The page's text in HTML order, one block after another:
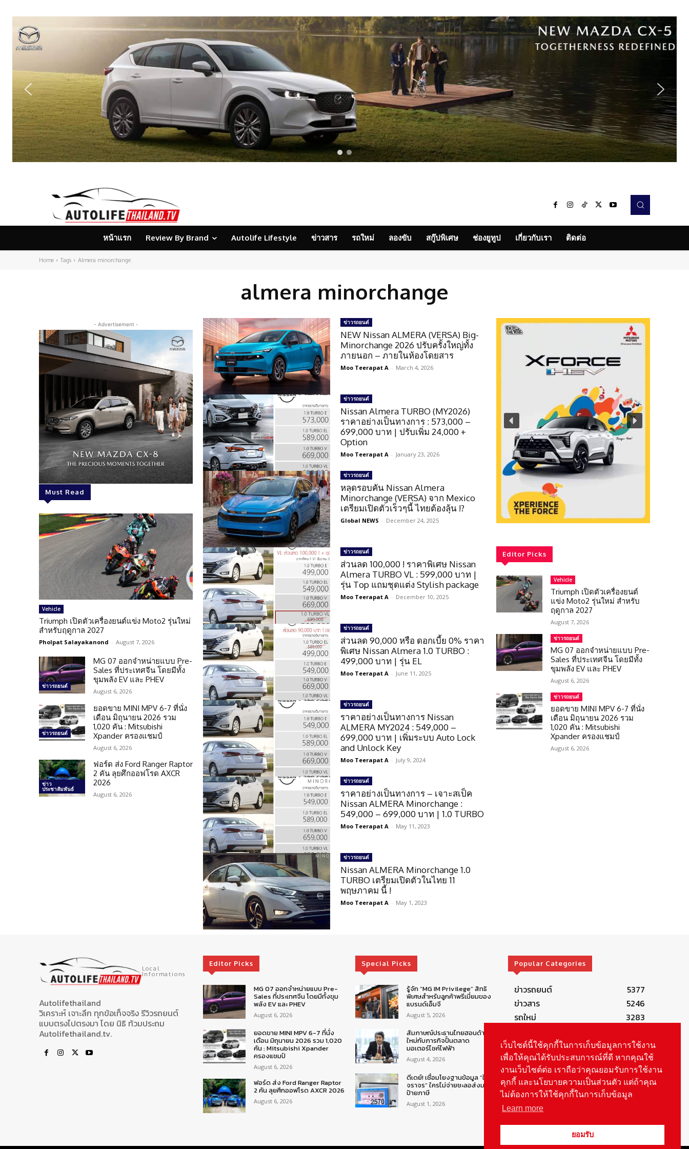
หน้าแรก Review By Brand Autolife Lifestyle ข่าวสาร รถใหม่ ลองขับ สกู๊ปพิเศษ ช่องยูทูป เกี่ยวกับเรา ติดต่อ
Home Tags Almera minorchange
almera minorchange
- Advertisement -
Must Read
Vehicle
Triumph เปิดตัวเครื่องยนต์แข่ง Moto2 รุ่นใหม่
สำหรับฤดูกาล 2027
Pholpat Salayakanond - August 7, 2026
ข่าวรถยนต์
MG 07 ออกจำหน่ายแบบ Pre-
Sales ที่ประเทศจีน โดยมีทั้ง
ขุมพลัง EV และ PHEV
August 6, 2026
ข่าวรถยนต์
ยอดขาย MINI MPV 6-7 ที่นั่ง
เดือน มิถุนายน 2026 รวม
1,020 คัน : Mitsubishi
Xpander ครองแชมป์
August 6, 2026
ข่าว
ประชาสัมพันธ์
ฟอร์ด ส่ง Ford Ranger Raptor
2 คัน ลุยศึกออฟโรด AXCR
2026
August 6, 2026
ข่าวรถยนต์
NEW Nissan ALMERA (VERSA) Big-
Minorchange 2026 ปรับครั้งใหญ่ทั้ง
ภายนอก – ภายในห้องโดยสาร
Moo Teerapat A - March 4, 2026
ข่าวรถยนต์
Nissan Almera TURBO (MY2026)
ราคาอย่างเป็นทางการ : 573,000 –
699,000 บาท | ปรับเพิ่ม 24,000 +
Option
Moo Teerapat A - January 23, 2026
ข่าวรถยนต์
หลุดรอบคัน Nissan Almera
Minorchange (VERSA) จาก Mexico
เตรียมเปิดตัวเร็วๆนี้ ไทยต้องลุ้น !?
Global NEWS - December 24, 2025
ข่าวรถยนต์
ส่วนลด 100,000 ! ราคาพิเศษ Nissan
Almera TURBO VL : 599,000 บาท |
รุ่น Top แถมชุดแต่ง Stylish package
Moo Teerapat A - December 10, 2025
ข่าวรถยนต์
ส่วนลด 90,000 หรือ ดอกเบี้ย 0% ราคา
พิเศษ Nissan Almera 1.0 TURBO :
499,000 บาท | รุ่น EL
Moo Teerapat A - June 11, 2025
ข่าวรถยนต์
ราคาอย่างเป็นทางการ Nissan
ALMERA MY2024 : 549,000 –
699,000 บาท | เพิ่มระบบ Auto Lock
and Unlock Key
Moo Teerapat A - July 9, 2024
ข่าวรถยนต์
ราคาอย่างเป็นทางการ – เจาะสเป็ค
Nissan ALMERA Minorchange :
549,000 – 699,000 บาท | 1.0 TURBO
Moo Teerapat A - May 11, 2023
ข่าวรถยนต์
Nissan ALMERA Minorchange 1.0
TURBO เตรียมเปิดตัวในไทย 11
พฤษภาคม นี้ !
Moo Teerapat A - May 1, 2023
Editor Picks
Vehicle
Triumph เปิดตัวเครื่องยนต์
แข่ง Moto2 รุ่นใหม่ สำหรับ
ฤดูกาล 2027
August 7, 2026
ข่าวรถยนต์
MG 07 ออกจำหน่ายแบบ Pre-
Sales ที่ประเทศจีน โดยมีทั้ง
ขุมพลัง EV และ PHEV
August 6, 2026
ข่าวรถยนต์
ยอดขาย MINI MPV 6-7 ที่นั่ง
เดือน มิถุนายน 2026 รวม
1,020 คัน : Mitsubishi
Xpander ครองแชมป์
August 6, 2026
Local
Informations
Autolifethailand
วิเคราะห์ เจาะลึก ทุกข้อเท็จจริง รีวิวรถยนต์
แบบตรงไปตรงมา โดย นิธิ ท้วมประถม
Autolifethailand.tv.
Editor Picks
MG 07 ออกจำหน่ายแบบ Pre-
Sales ที่ประเทศจีน โดยมีทั้งขุม
พลัง EV และ PHEV
August 6, 2026
ยอดขาย MINI MPV 6-7 ที่นั่ง
เดือน มิถุนายน 2026 รวม 1,020
คัน : Mitsubishi Xpander
ครองแชมป์
August 6, 2026
ฟอร์ด ส่ง Ford Ranger Raptor
2 คัน ลุยศึกออฟโรด AXCR 2026
August 6, 2026
Special Picks
รู้จัก “MG IM Privilege” สิทธิ
พิเศษสำหรับลูกค้าพรีเมี่ยมของ
แบรนด์เอ็มจี
August 5, 2026
สัมภาษณ์ประธานไทยฮอนด้าคน
ใหม่กับภารกิจปั้นตลาด
มอเตอร์ไซค์ไฟฟ้า
August 4, 2026
ดีเดย์! เชื่อมโยงฐานข้อมูล “ใบสั่ง
จราจร” ใครไม่จ่ายชะลอส่งมอบ
ป้ายภาษี
August 1, 2026
Popular Categories
ข่าวรถยนต์
5377
ข่าวสาร
5246
รถใหม่
3283
Smart Life
554
Technology
541
Autolife Lifestyle
490
Vehicle
389
เว็บไซต์นี้ใช้คุกกี้ในการเก็บข้อมูลการใช้งาน
เพื่อให้คุณได้รับประสบการณ์ที่ดี หากคุณใช้
งานเว็บไซต์ต่อ เราถือว่าคุณยอมรับการใช้งาน
คุกกี้ และนโยบายความเป็นส่วนตัว แต่ถ้าคุณ
ไม่ต้องการให้ใช้คุกกี้ในการเก็บข้อมูล
Learn more
ยอมรับ